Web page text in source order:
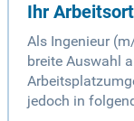
Ihr Arbeitsort
Als Ingenieur
breite Auswahl
jedoch in